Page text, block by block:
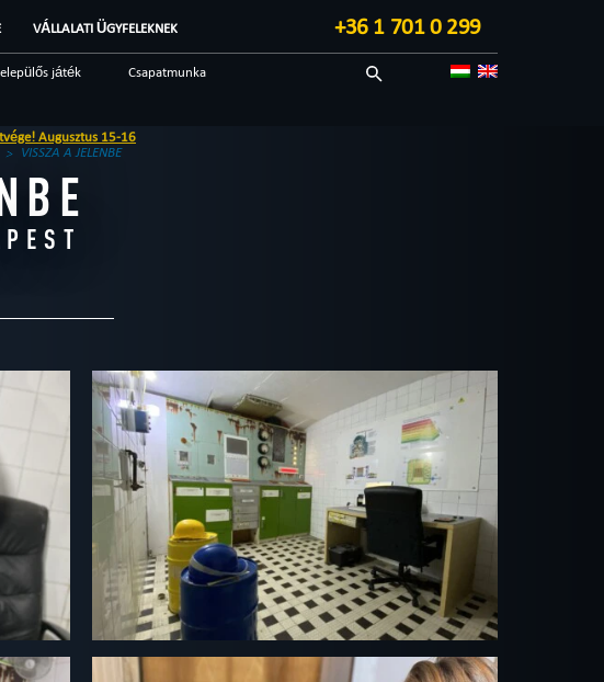
VÁLLALATI ÜGYFELEKNEK +36 1 701 0 299
játék Csapatmunka
Technológiai
VISSZA A JELENBE